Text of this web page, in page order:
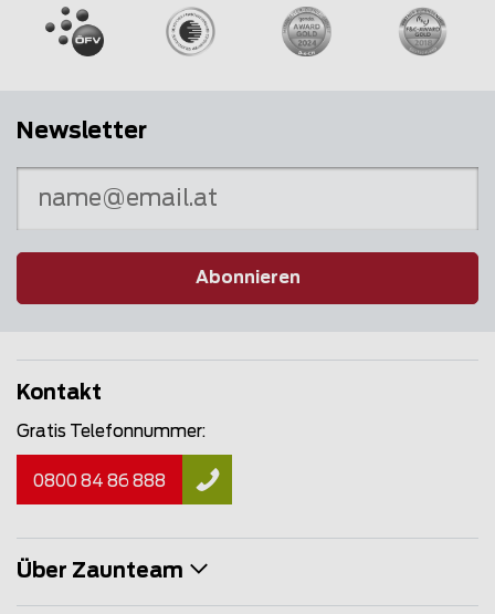
Newsletter
Abonnieren
Kontakt
Gratis Telefonnummer:
0800 84 86 888
Über Zaunteam